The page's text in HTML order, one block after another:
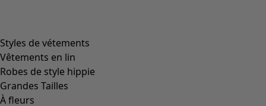
Styles de vétements
Vêtements en lin
Robes de style hippie
Grandes Tailles
À fleurs